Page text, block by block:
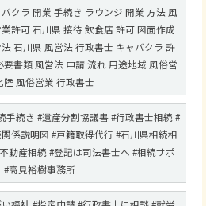
クラ 開業 手続き ラウンジ 開業 方法 風
許可 石川県 接待 飲食店 許可 図面作成
石川県 風営法 行政書士 キャバクラ 許
要書類 風営法 申請 流れ 用途地域 風俗営
陸 風俗営業 行政書士
手続き #遺産分割協議書 #行政書士相続 #
係説明図 #戸籍取得代行 #石川県相続相
動産相続 #登記は司法書士へ #相続サポ
#高見裕樹事務所